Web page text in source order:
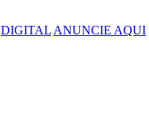
DIGITAL ANUNCIE AQUI